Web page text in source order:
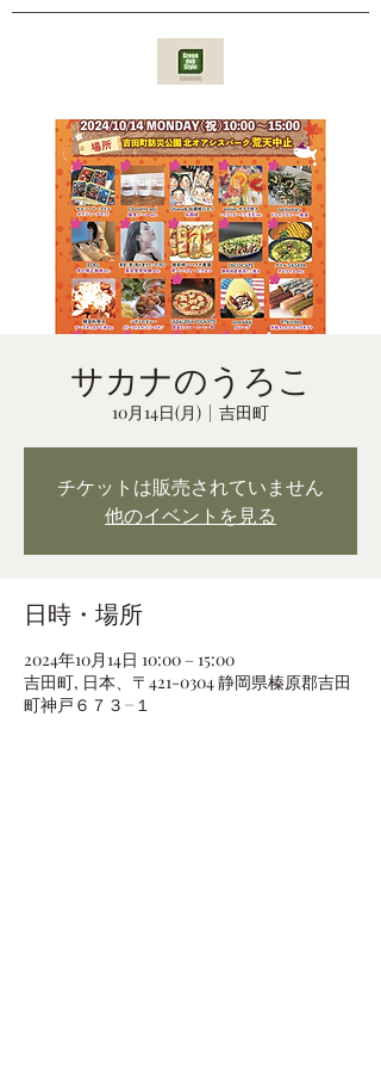
サカナのうろこ
10月14日(月)
  |
吉田町
チケットは販売されていません
他のイベントを見る
日時・場所
2024年10月14日 10:00 – 15:00
吉田町, 日本、〒421-0304 静岡県榛原郡吉田
町神戸６７３−１